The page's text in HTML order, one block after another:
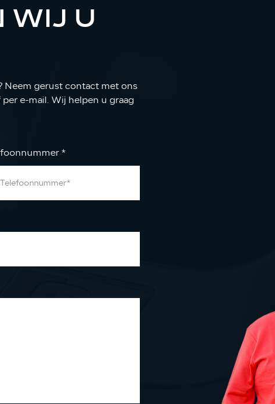
WIJ U
Neem gerust contact met ons
e-mail. Wij helpen u graag
*